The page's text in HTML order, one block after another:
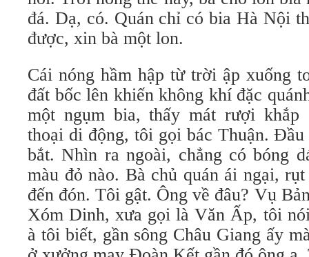
đá. Dạ, có. Quán chỉ có bia Hà Nội
được, xin bà một lon.
Cái nóng hầm hập từ trời ập xuống
đất bốc lên khiến không khí đặc
một ngụm bia, thấy mát rượi khắp
thoại di động, tôi gọi bác Thuận.
bắt. Nhìn ra ngoài, chẳng có bóng
màu đỏ nào. Bà chủ quán ái ngại,
đến đón. Tôi gật. Ông về đâu? Vụ
Xóm Dinh, xưa gọi là Văn Ấp, tôi
à tôi biết, gần sông Châu Giang ấy